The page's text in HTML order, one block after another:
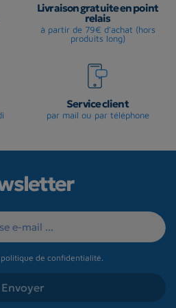
Livraison gratuite en point
relais
à partir de 79€ d'achat (hors
produits long)
Service client
par mail ou par téléphone
politique de confidentialité.